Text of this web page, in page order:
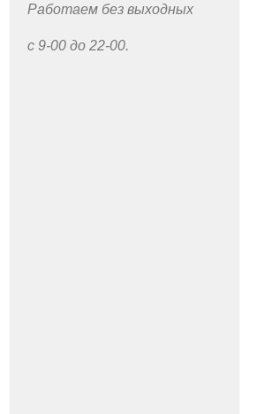
Работаем без выходных
с 9-00 до 22-00.